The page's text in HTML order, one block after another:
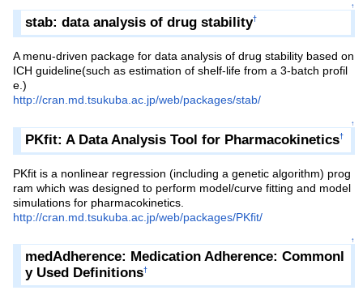
↑
stab: data analysis of drug stability†
A menu-driven package for data analysis of drug stability based on
ICH guideline(such as estimation of shelf-life from a 3-batch profil
e.)
http://cran.md.tsukuba.ac.jp/web/packages/stab/
↑
PKfit: A Data Analysis Tool for Pharmacokinetics†
PKfit is a nonlinear regression (including a genetic algorithm) prog
ram which was designed to perform model/curve fitting and model
simulations for pharmacokinetics.
http://cran.md.tsukuba.ac.jp/web/packages/PKfit/
↑
medAdherence: Medication Adherence: Commonl
y Used Definitions†